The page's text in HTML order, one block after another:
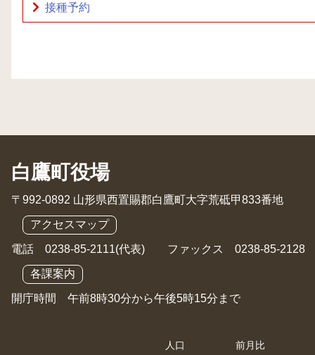
接種予約
白鷹町役場
〒992-0892 山形県西置賜郡白鷹町大字荒砥甲833番地
アクセスマップ
電話 0238-85-2111(代表) ファックス 0238-85-2128
各課案内
開庁時間 午前8時30分から午後5時15分まで
人口 前月比